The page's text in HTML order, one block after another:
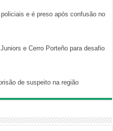
e é preso após confusão no
e Cerro Porteño para desafio
de suspeito na região